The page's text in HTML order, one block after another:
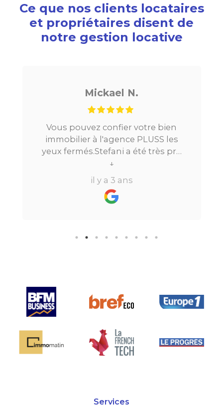
Ce que nos clients locataires
et propriétaires disent de
notre gestion locative
Mickael N.
Vous pouvez confier votre bien
immobilier à l'agence PLUSS les
yeux fermés.Stefani a été très pro
tout au long du processus.Très
réactive, elle a su répondre à
toutes mes questions en moins de
24h par email ou par
supplémentaire est très bien
↓
il y a 3 ans
Services